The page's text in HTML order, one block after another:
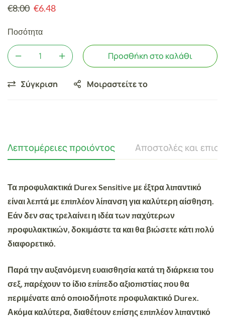
€8.00 €6.48
Ποσότητα
Προσθήκη στο καλάθι
Σύγκριση Μοιραστείτε το
Λεπτομέρειες προιόντος Αποστολές και
Τα προφυλακτικά Durex Sensitive με έξτρα λιπαντικό
είναι λεπτά με επιπλέον λίπανση για καλύτερη αίσθηση.
Εάν δεν σας τρελαίνει η ιδέα των παχύτερων
προφυλακτικών, δοκιμάστε τα και θα βιώσετε κάτι πολύ
διαφορετικό.
Παρά την αυξανόμενη ευαισθησία κατά τη διάρκεια του
σεξ, παρέχουν το ίδιο επίπεδο αξιοπιστίας που θα
περιμένατε από οποιοδήποτε προφυλακτικό Durex.
Ακόμα καλύτερα, διαθέτουν επίσης επιπλέον λιπαντικό